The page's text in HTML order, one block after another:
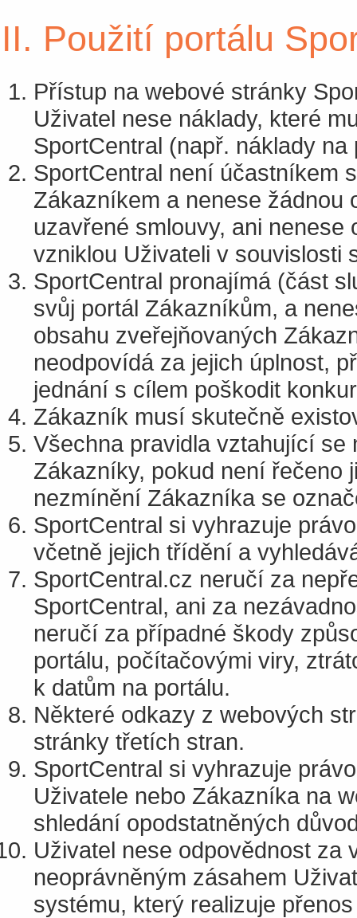
II. Použití portálu
Přístup na webové stránky
Uživatel nese náklady, které
SportCentral (např. náklady
SportCentral není účastníkem
Zákazníkem a nenese žádnou
uzavřené smlouvy, ani
vzniklou Uživateli v souvislosti
SportCentral pronajímá (část
svůj portál Zákazníkům, a
obsahu zveřejňovaných
neodpovídá za jejich úplnost,
jednání s cílem poškodit
Zákazník musí skutečně
Všechna pravidla vztahující se
Zákazníky, pokud není řečeno
nezmínění Zákazníka se
SportCentral si vyhrazuje
včetně jejich třídění a
SportCentral.cz neručí za
SportCentral, ani za
neručí za případné škody
portálu, počítačovými viry,
k datům na portálu.
Některé odkazy z webových
stránky třetích stran.
SportCentral si vyhrazuje
Uživatele nebo Zákazníka na
shledání opodstatněných
Uživatel nese odpovědnost za
neoprávněným zásahem
systému, který realizuje